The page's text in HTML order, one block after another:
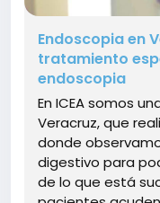
Endoscopia en
tratamiento
endoscopia
En ICEA somos
Veracruz, que
donde
digestivo para
de lo que está